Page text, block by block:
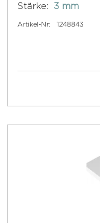
Stärke:
3 mm
Artikel-Nr: 1248843